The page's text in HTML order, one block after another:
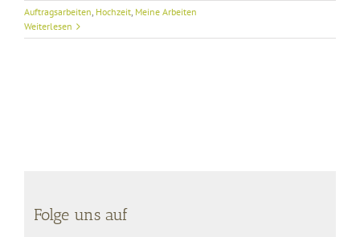
Auftragsarbeiten, Hochzeit, Meine Arbeiten
Weiterlesen
Folge uns auf